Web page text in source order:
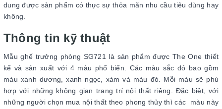
dung được sản phẩm có thực sự thỏa mãn nhu cầu tiêu dùng hay
không.
Thông tin kỹ thuật
Mẫu ghế trưởng phòng SG721 là sản phẩm được The One thiết
kế và sản xuất với 4 màu phổ biến. Các màu sắc đó bao gồm
màu xanh dương, xanh ngọc, xám và màu đỏ. Mỗi màu sẽ phù
hợp với những không gian trang trí nội thất riêng. Đặc biệt, với
những người chọn mua nội thất theo phong thủy thì các màu này